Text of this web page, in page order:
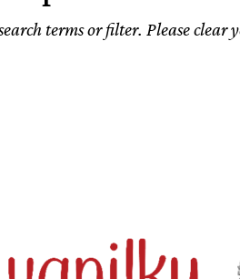
terms or filter. Please